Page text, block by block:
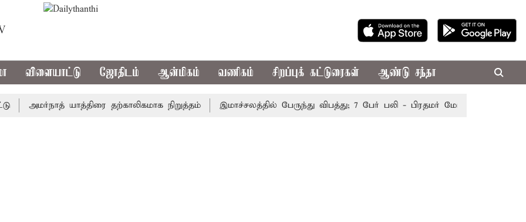
விளையாட்டு ஜோதிடம் ஆன்மிகம் வணிகம் சிறப்புக் கட்டுரைகள் ஆண்டு சந்தா
அமர்நாத் யாத்திரை தற்காலிகமாக நிறுத்தம் இமாச்சலத்தில் பேருந்து விபத்து; 7 பேர் பலி - பிரதமர் மோடி இரங்கல்